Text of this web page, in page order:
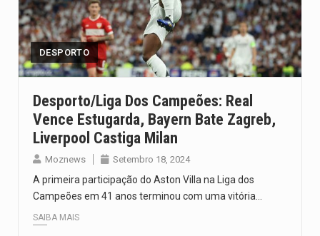
DESPORTO
Desporto/Liga Dos Campeões: Real
Vence Estugarda, Bayern Bate Zagreb,
Liverpool Castiga Milan
Moznews Setembro 18, 2024
A primeira participação do Aston Villa na Liga dos
Campeões em 41 anos terminou com uma vitória…
SAIBA MAIS